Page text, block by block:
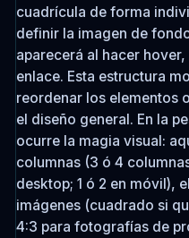
cuadrícula de forma
definir la imagen de
aparecerá al hacer
enlace. Esta estructura
reordenar los elementos
el diseño general. En la
ocurre la magia visual:
columnas (3 ó 4
desktop; 1 ó 2 en móvil),
imágenes (cuadrado si
4:3 para fotografías de